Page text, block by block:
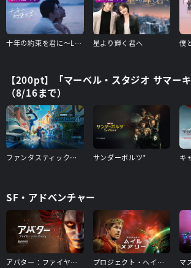
十年の約束を君に～Love After Addiction～ 星より輝く君へ
【200pt】「マーベル・スタジオ サマーキ
（8/16まで）
ファンタスティック４：ファースト・ステップ サンダーボルツ*
SF・アドベンチャー
アバター：ファイヤー・アンド・アッシュ プロジェクト・ヘイル・メアリー マ